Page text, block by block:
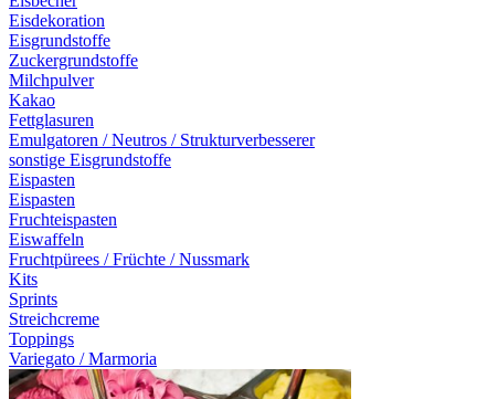
Eisdekoration
Eisgrundstoffe
Zuckergrundstoffe
Milchpulver
Kakao
Fettglasuren
Emulgatoren / Neutros / Strukturverbesserer
sonstige Eisgrundstoffe
Eispasten
Eispasten
Fruchteispasten
Eiswaffeln
Fruchtpürees / Früchte / Nussmark
Kits
Sprints
Streichcreme
Toppings
Variegato / Marmoria